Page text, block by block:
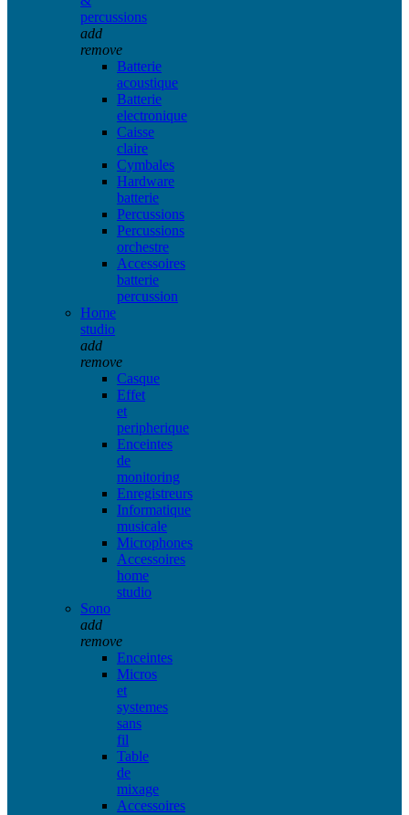
percussions
add
remove
Batterie
acoustique
Batterie
electronique
Caisse
claire
Cymbales
Hardware
batterie
Percussions
Percussions
orchestre
Accessoires
batterie
percussion
Home
studio
add
remove
Casque
Effet
et
peripherique
Enceintes
de
monitoring
Enregistreurs
Informatique
musicale
Microphones
Accessoires
home
studio
Sono
add
remove
Enceintes
Micros
et
systemes
sans
fil
Table
de
mixage
Accessoires